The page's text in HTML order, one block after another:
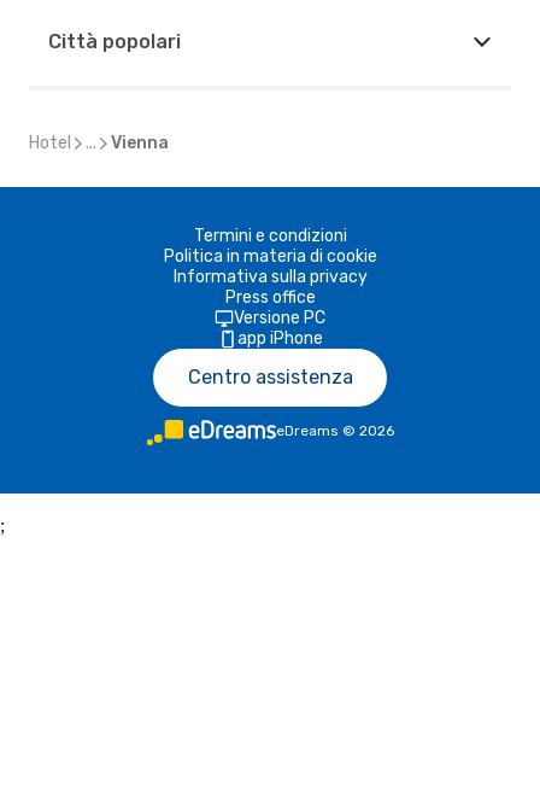
Città popolari
Hotel ... Vienna
Termini e condizioni
Politica in materia di cookie
Informativa sulla privacy
Press office
Versione PC
app iPhone
Centro assistenza
eDreams © 2026
;